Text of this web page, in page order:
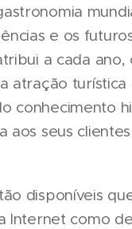
e os
a cada
atração
conhecimento
aos seus
disponíveis
Internet como